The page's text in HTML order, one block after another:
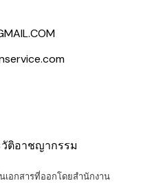
ติอาชญากรรม
นเอกสารที่ออกโดยสำนักงาน